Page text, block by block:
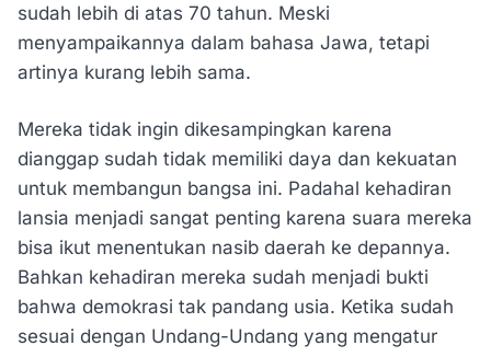
sudah lebih di atas 70 tahun. Meski
menyampaikannya dalam bahasa Jawa, tetapi
artinya kurang lebih sama.
Mereka tidak ingin dikesampingkan karena
dianggap sudah tidak memiliki daya dan kekuatan
untuk membangun bangsa ini. Padahal kehadiran
lansia menjadi sangat penting karena suara mereka
bisa ikut menentukan nasib daerah ke depannya.
Bahkan kehadiran mereka sudah menjadi bukti
bahwa demokrasi tak pandang usia. Ketika sudah
sesuai dengan Undang-Undang yang mengatur